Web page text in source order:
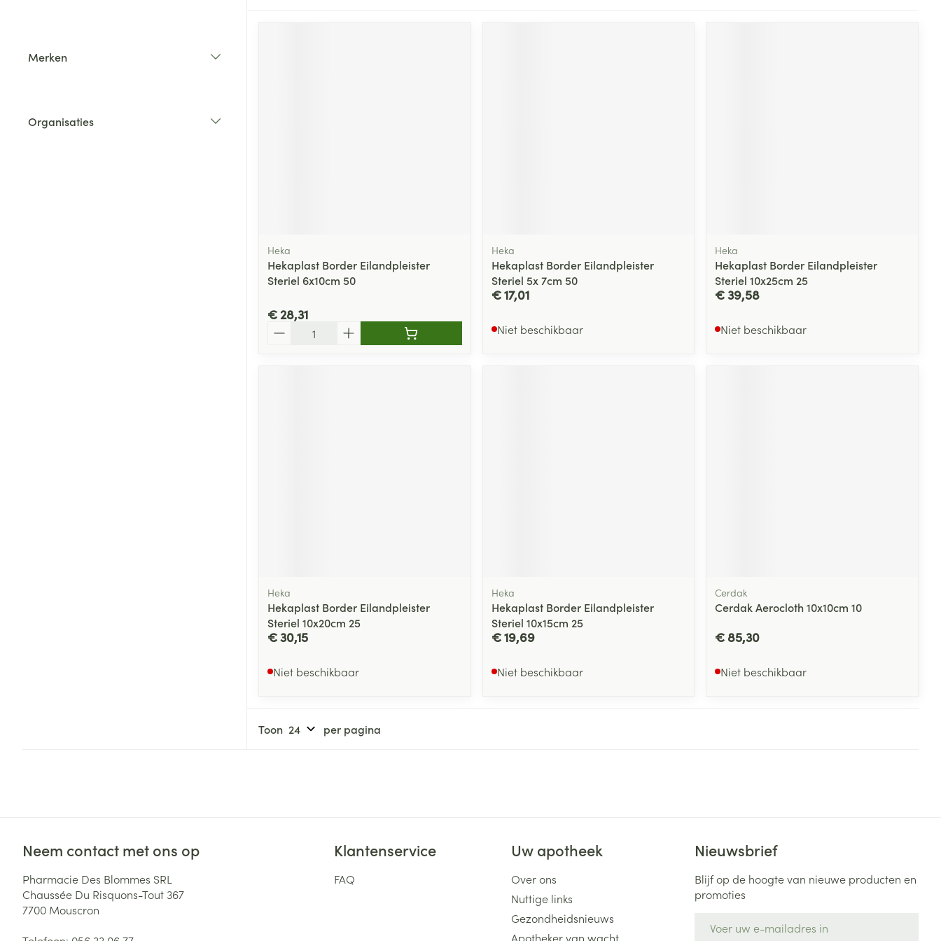
Merken
Organisaties
Heka
Hekaplast Border Eilandpleister
Steriel 6x10cm 50
€ 28,31
Heka
Hekaplast Border Eilandpleister
Steriel 5x 7cm 50
€ 17,01
Niet beschikbaar
Heka
Hekaplast Border Eilandpleister
Steriel 10x25cm 25
€ 39,58
Niet beschikbaar
Heka
Hekaplast Border Eilandpleister
Steriel 10x20cm 25
€ 30,15
Niet beschikbaar
Heka
Hekaplast Border Eilandpleister
Steriel 10x15cm 25
€ 19,69
Niet beschikbaar
Cerdak
Cerdak Aerocloth 10x10cm 10
€ 85,30
Niet beschikbaar
Toon per pagina
Neem contact met ons op
Pharmacie Des Blommes SRL
Chaussée Du Risquons-Tout 367
7700 Mouscron
Klantenservice
FAQ
Uw apotheek
Over ons
Nuttige links
Gezondheidsnieuws
Apotheker van wacht
Nieuwsbrief
Blijf op de hoogte van nieuwe producten en
promoties